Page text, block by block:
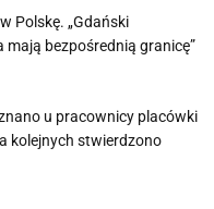
Polskę. „Gdański
mają bezpośrednią granicę”
u pracownicy placówki
kolejnych stwierdzono